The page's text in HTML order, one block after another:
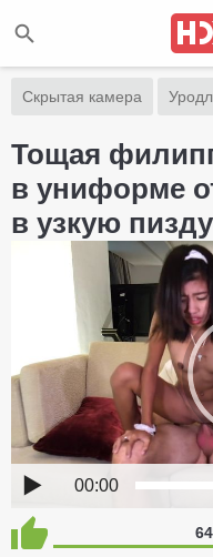
Скрытая камера
Тощая
в униформе
в узкую пизду
00:00